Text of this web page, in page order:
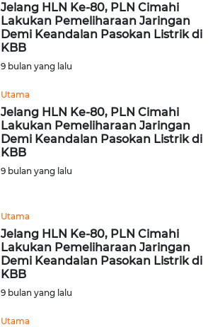
Jelang HLN Ke-80, PLN Cimahi
Lakukan Pemeliharaan Jaringan
Demi Keandalan Pasokan Listrik di
KBB
9 bulan yang lalu
Utama
Jelang HLN Ke-80, PLN Cimahi
Lakukan Pemeliharaan Jaringan
Demi Keandalan Pasokan Listrik di
KBB
9 bulan yang lalu
Utama
Jelang HLN Ke-80, PLN Cimahi
Lakukan Pemeliharaan Jaringan
Demi Keandalan Pasokan Listrik di
KBB
9 bulan yang lalu
Utama